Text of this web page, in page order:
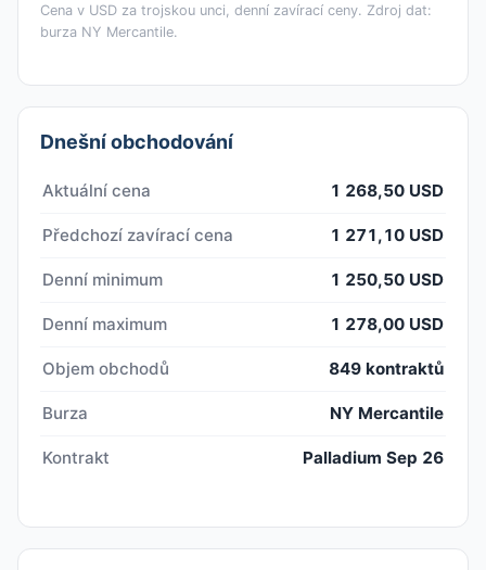
Cena v USD za trojskou unci, denní zavírací ceny. Zdroj dat:
burza NY Mercantile.
Dnešní obchodování
Aktuální cena 1 268,50 USD
Předchozí zavírací cena 1 271,10 USD
Denní minimum 1 250,50 USD
Denní maximum 1 278,00 USD
Objem obchodů 849 kontraktů
Burza NY Mercantile
Kontrakt Palladium Sep 26